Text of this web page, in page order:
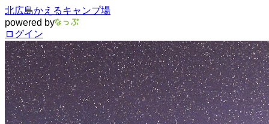
北広島かえるキャンプ場
powered by
ログイン